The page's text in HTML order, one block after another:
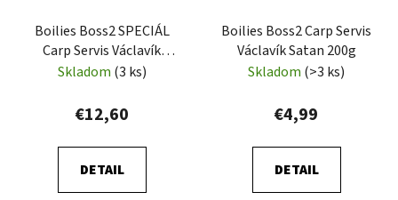
Boilies Boss2 SPECIÁL
Carp Servis Václavík
Oliheň A1 1kg
Skladom (3 ks)
€12,60
DETAIL
Boilies Boss2 Carp Servis
Václavík Satan 200g
Skladom (>3 ks)
€4,99
DETAIL